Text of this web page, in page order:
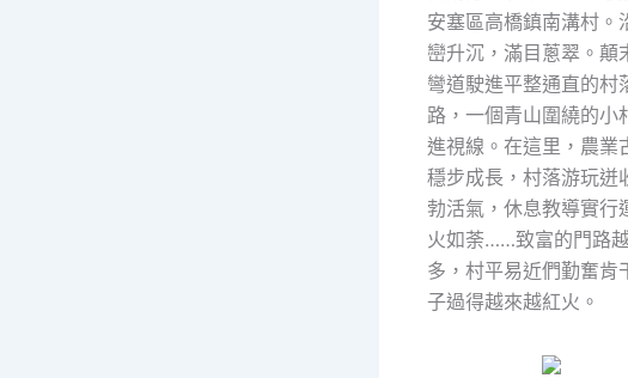
安塞區高橋鎮南溝村。
巒升沉，滿目蔥翠。顛
彎道駛進平整通直的村
路，一個青山圍繞的小
進視線。在這里，農業
穩步成長，村落游玩迸
勃活氣，休息教導實行
火如荼……致富的門路
多，村平易近們勤奮肯
子過得越來越紅火。